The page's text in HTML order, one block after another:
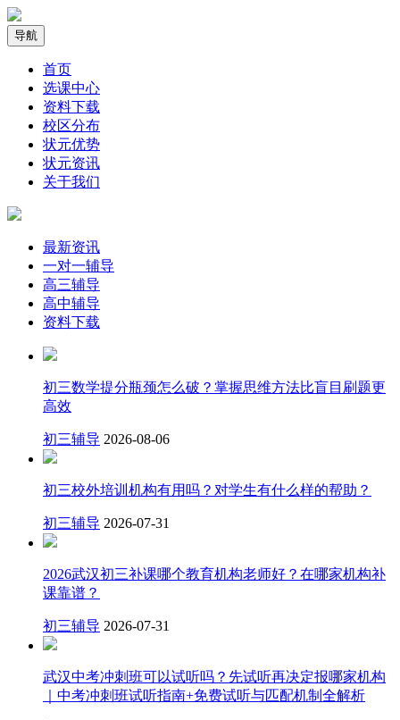
导航
首页
选课中心
资料下载
校区分布
状元优势
状元资讯
关于我们
最新资讯
一对一辅导
高三辅导
高中辅导
资料下载
​初三数学提分瓶颈怎么破？掌握思维方法比盲目刷题更
高效
初三辅导 2026-08-06
初三校外培训机构有用吗？对学生有什么样的帮助？
初三辅导 2026-07-31
2026武汉初三补课哪个教育机构老师好？在哪家机构补
课靠谱？
初三辅导 2026-07-31
武汉中考冲刺班可以试听吗？先试听再决定报哪家机构
｜中考冲刺班试听指南+免费试听与匹配机制全解析